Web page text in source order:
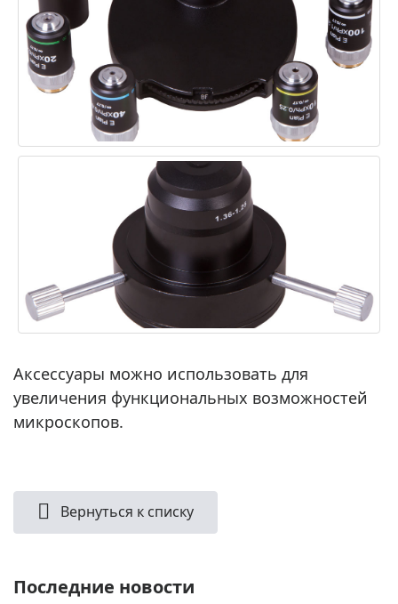
Аксессуары можно использовать для
увеличения функциональных возможностей
микроскопов.
Вернуться к списку
Последние новости